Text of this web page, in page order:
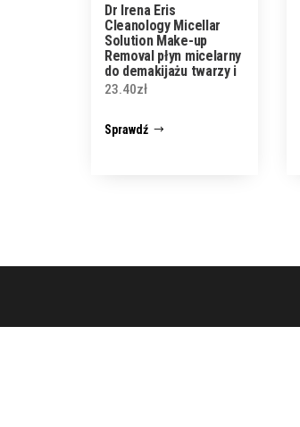
Dr Irena Eris
Cleanology Micellar
Solution Make-up
Removal płyn micelarny
do demakijażu twarzy i
oczu do każdego typu
23.40zł
Sprawdź